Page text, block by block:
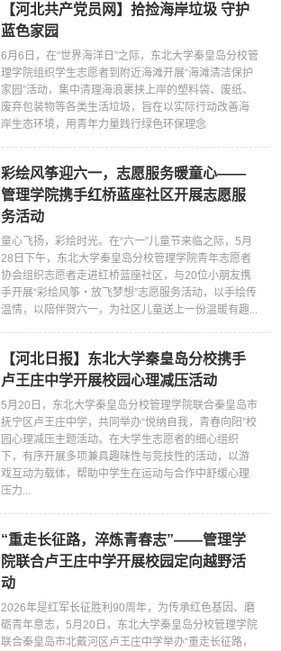
【河北共产党员网】拾捡海岸垃圾 守护
蓝色家园
6月6日，在“世界海洋日”之际，东北大学秦皇岛分校管
理学院组织学生志愿者到附近海滩开展“海滩清洁保护
家园”活动，集中清理海浪裹挟上岸的塑料袋、废纸、
废弃包装物等各类生活垃圾，旨在以实际行动改善海
岸生态环境，用青年力量践行绿色环保理念
彩绘风筝迎六一，志愿服务暖童心——
管理学院携手红桥蓝座社区开展志愿服
务活动
童心飞扬，彩绘时光。在“六一”儿童节来临之际，5月
28日下午，东北大学秦皇岛分校管理学院青年志愿者
协会组织志愿者走进红桥蓝座社区，与20位小朋友携
手开展“彩绘风筝・放飞梦想”志愿服务活动，以手绘传
温情，以陪伴贺六一，为社区儿童送上一份温暖有趣...
【河北日报】东北大学秦皇岛分校携手
卢王庄中学开展校园心理减压活动
5月20日，东北大学秦皇岛分校管理学院联合秦皇岛市
抚宁区卢王庄中学，共同举办“悦纳自我，青春向阳”校
园心理减压主题活动。在大学生志愿者的细心组织
下，有序开展多项兼具趣味性与竞技性的活动，以游
戏互动为载体，帮助中学生在运动与合作中舒缓心理
压力...
“重走长征路，淬炼青春志”——管理学
院联合卢王庄中学开展校园定向越野活
动
2026年是红军长征胜利90周年，为传承红色基因、磨
砺青年意志，5月20日，东北大学秦皇岛分校管理学院
联合秦皇岛市北戴河区卢王庄中学举办“重走长征路，